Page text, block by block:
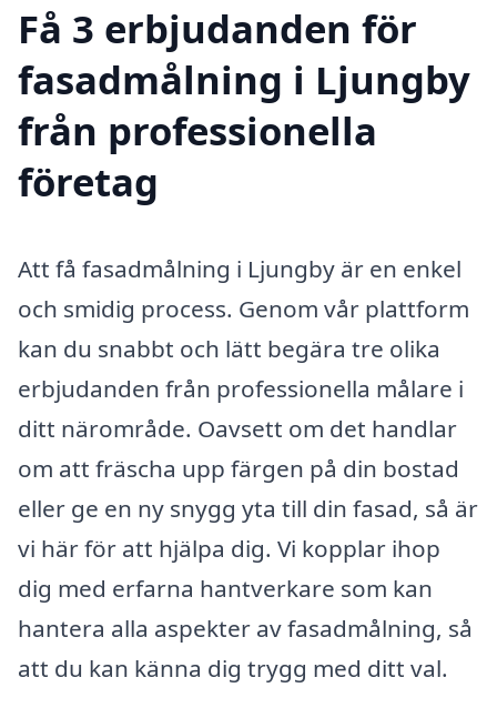
Få 3 erbjudanden för
fasadmålning i Ljungby
från professionella
företag
Att få fasadmålning i Ljungby är en enkel
och smidig process. Genom vår plattform
kan du snabbt och lätt begära tre olika
erbjudanden från professionella målare i
ditt närområde. Oavsett om det handlar
om att fräscha upp färgen på din bostad
eller ge en ny snygg yta till din fasad, så är
vi här för att hjälpa dig. Vi kopplar ihop
dig med erfarna hantverkare som kan
hantera alla aspekter av fasadmålning, så
att du kan känna dig trygg med ditt val.